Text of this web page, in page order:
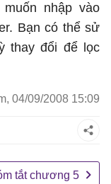
nhập vào
Bạn có thể sử
thay đổi để lọc
04/09/2008 15:09
tắt chương 5